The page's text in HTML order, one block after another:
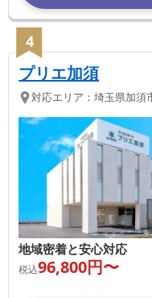
4
プリエ加須
対応エリア： 埼玉県加須
地域密着と安心対応
税込96,800円〜